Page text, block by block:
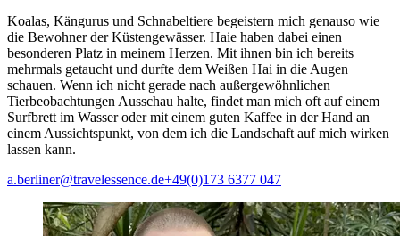
Koalas, Kängurus und Schnabeltiere begeistern mich genauso wie
die Bewohner der Küstengewässer. Haie haben dabei einen
besonderen Platz in meinem Herzen. Mit ihnen bin ich bereits
mehrmals getaucht und durfte dem Weißen Hai in die Augen
schauen. Wenn ich nicht gerade nach außergewöhnlichen
Tierbeobachtungen Ausschau halte, findet man mich oft auf einem
Surfbrett im Wasser oder mit einem guten Kaffee in der Hand an
einem Aussichtspunkt, von dem ich die Landschaft auf mich wirken
lassen kann.
a.berliner@travelessence.de+49(0)173 6377 047